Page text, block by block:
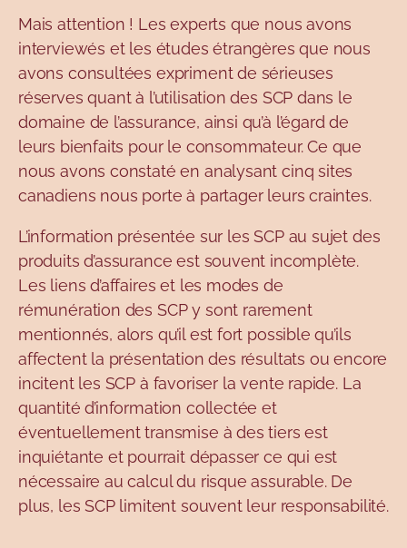
Mais attention ! Les experts que nous avons
interviewés et les études étrangères que nous
avons consultées expriment de sérieuses
réserves quant à l’utilisation des SCP dans le
domaine de l’assurance, ainsi qu’à l’égard de
leurs bienfaits pour le consommateur. Ce que
nous avons constaté en analysant cinq sites
canadiens nous porte à partager leurs craintes.
L’information présentée sur les SCP au sujet des
produits d’assurance est souvent incomplète.
Les liens d’affaires et les modes de
rémunération des SCP y sont rarement
mentionnés, alors qu’il est fort possible qu’ils
affectent la présentation des résultats ou encore
incitent les SCP à favoriser la vente rapide. La
quantité d’information collectée et
éventuellement transmise à des tiers est
inquiétante et pourrait dépasser ce qui est
nécessaire au calcul du risque assurable. De
plus, les SCP limitent souvent leur responsabilité.